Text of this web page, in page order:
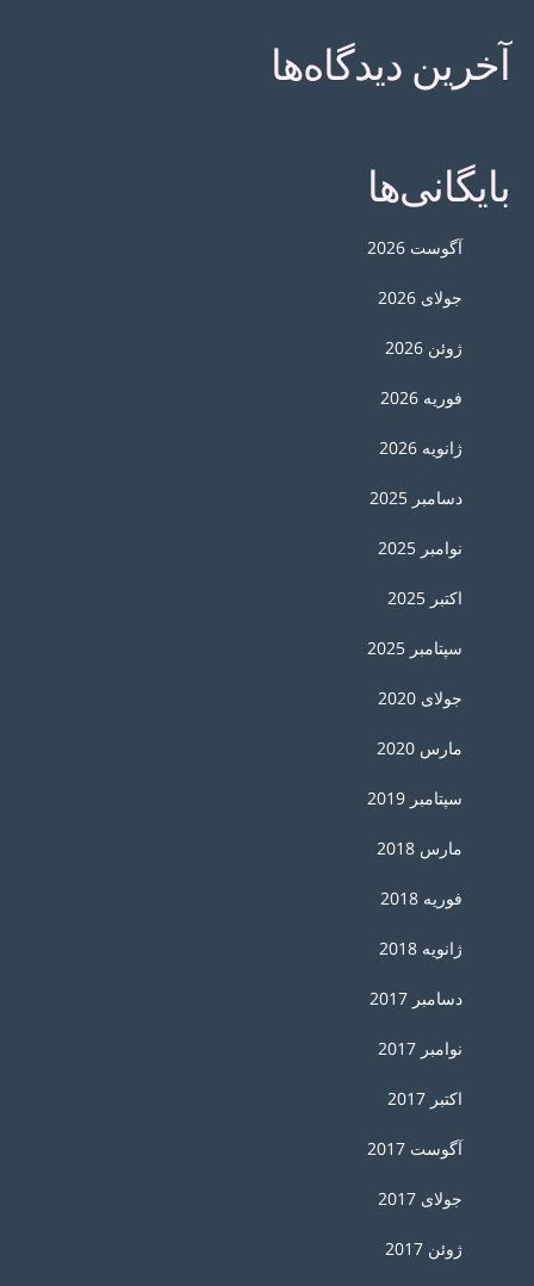
آخرین دیدگاه‌ها
بایگانی‌ها
آگوست 2026
جولای 2026
ژوئن 2026
فوریه 2026
ژانویه 2026
دسامبر 2025
نوامبر 2025
اکتبر 2025
سپتامبر 2025
جولای 2020
مارس 2020
سپتامبر 2019
مارس 2018
فوریه 2018
ژانویه 2018
دسامبر 2017
نوامبر 2017
اکتبر 2017
آگوست 2017
جولای 2017
ژوئن 2017